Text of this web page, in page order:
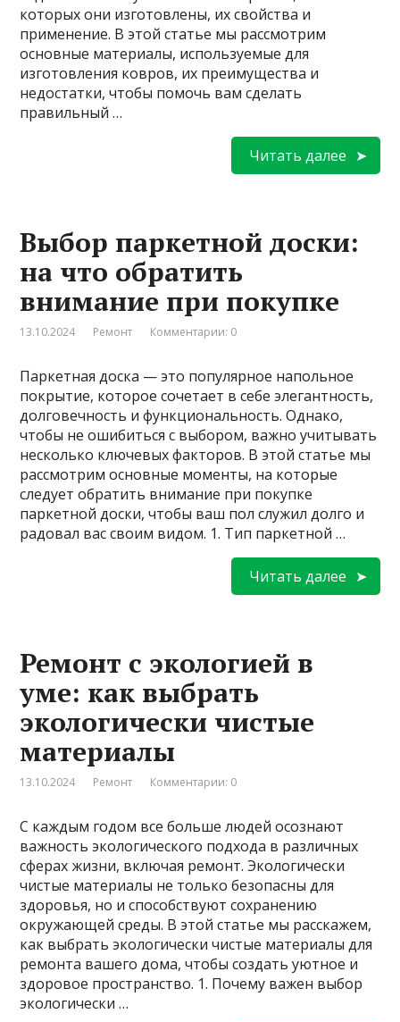
которых они изготовлены, их свойства и
применение. В этой статье мы рассмотрим
основные материалы, используемые для
изготовления ковров, их преимущества и
недостатки, чтобы помочь вам сделать
правильный …
Читать далее
Выбор паркетной доски:
на что обратить
внимание при покупке
13.10.2024 Ремонт Комментарии: 0
Паркетная доска — это популярное напольное
покрытие, которое сочетает в себе элегантность,
долговечность и функциональность. Однако,
чтобы не ошибиться с выбором, важно учитывать
несколько ключевых факторов. В этой статье мы
рассмотрим основные моменты, на которые
следует обратить внимание при покупке
паркетной доски, чтобы ваш пол служил долго и
радовал вас своим видом. 1. Тип паркетной …
Читать далее
Ремонт с экологией в
уме: как выбрать
экологически чистые
материалы
13.10.2024 Ремонт Комментарии: 0
С каждым годом все больше людей осознают
важность экологического подхода в различных
сферах жизни, включая ремонт. Экологически
чистые материалы не только безопасны для
здоровья, но и способствуют сохранению
окружающей среды. В этой статье мы расскажем,
как выбрать экологически чистые материалы для
ремонта вашего дома, чтобы создать уютное и
здоровое пространство. 1. Почему важен выбор
экологически …